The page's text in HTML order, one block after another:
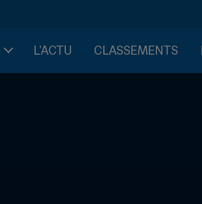
L'ACTU CLASSEMENTS